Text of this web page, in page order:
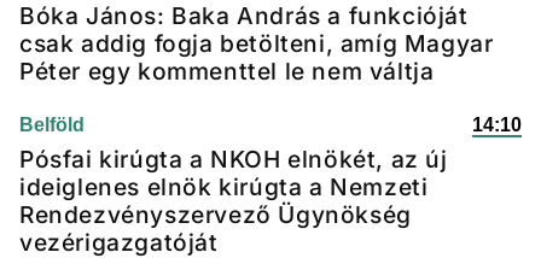
Bóka János: Baka András a funkcióját
csak addig fogja betölteni, amíg Magyar
Péter egy kommenttel le nem váltja
Belföld 14:10
Pósfai kirúgta a NKOH elnökét, az új
ideiglenes elnök kirúgta a Nemzeti
Rendezvényszervező Ügynökség
vezérigazgatóját